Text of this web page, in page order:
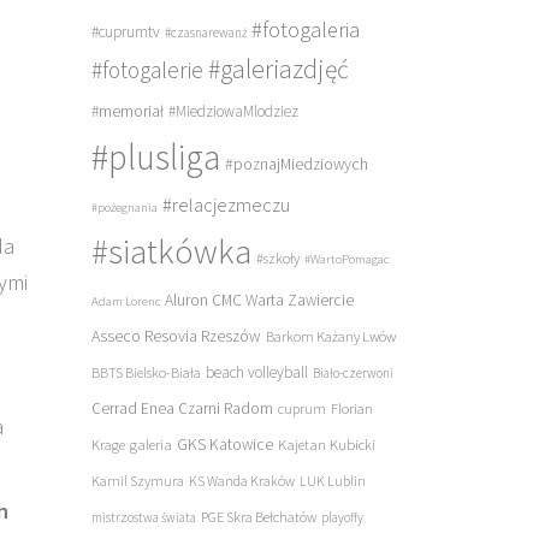
#cuprumtv #czasnarewanż #fotogaleria
#fotogalerie #galeriazdjęć
#memoriał #MiedziowaMlodziez
#plusliga #poznajMiedziowych
#pożegnania #relacjezmeczu
#siatkówka #szkoły #WartoPomagac
Adam Lorenc Aluron CMC Warta Zawiercie
Asseco Resovia Rzeszów Barkom Każany Lwów
BBTS Bielsko-Biała beach volleyball Biało-czerwoni
Cerrad Enea Czarni Radom cuprum Florian
Krage galeria GKS Katowice Kajetan Kubicki
Kamil Szymura KS Wanda Kraków LUK Lublin
mistrzostwa świata PGE Skra Bełchatów playoffy